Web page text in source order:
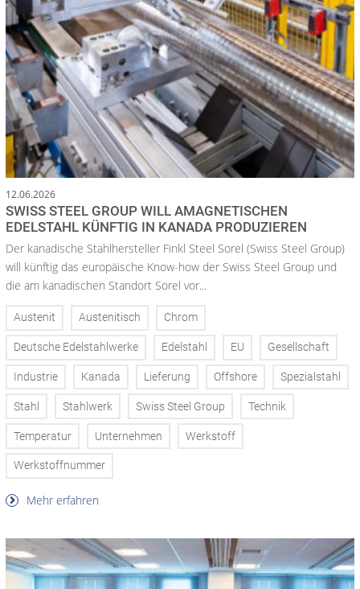
12.06.2026
SWISS STEEL GROUP WILL AMAGNETISCHEN
EDELSTAHL KÜNFTIG IN KANADA PRODUZIEREN
Der kanadische Stahlhersteller Finkl Steel Sorel (Swiss Steel Group)
will künftig das europäische Know-how der Swiss Steel Group und
die am kanadischen Standort Sorel vor...
Austenit Austenitisch Chrom
Deutsche Edelstahlwerke Edelstahl EU Gesellschaft
Industrie Kanada Lieferung Offshore Spezialstahl
Stahl Stahlwerk Swiss Steel Group Technik
Temperatur Unternehmen Werkstoff
Werkstoffnummer
Mehr erfahren